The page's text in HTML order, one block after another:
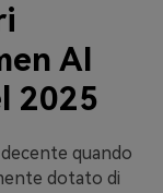
AI
2025
quando
dotato di